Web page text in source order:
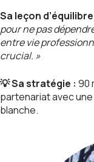
Sa leçon
pour ne pas
entre vie
crucial. »
💡Sa stratégie : 90
partenariat avec
blanche.